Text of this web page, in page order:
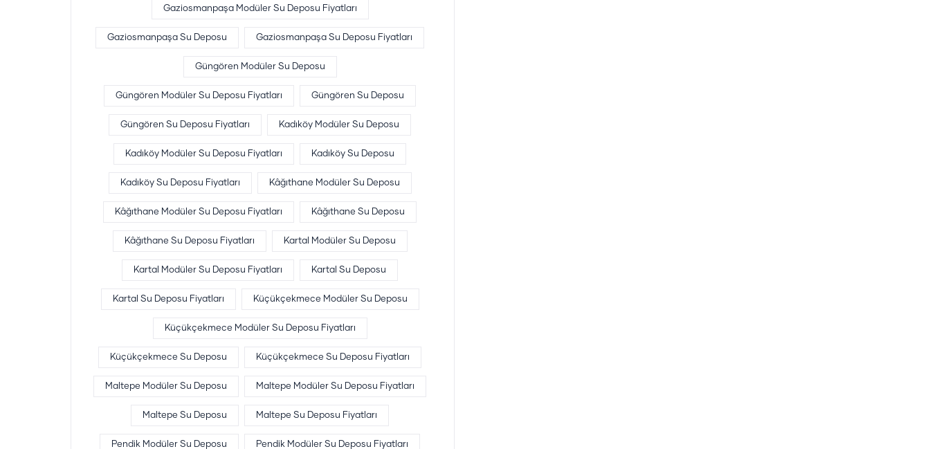
Gaziosmanpaşa Modüler Su Deposu Fiyatları
Gaziosmanpaşa Su Deposu Gaziosmanpaşa Su Deposu Fiyatları
Güngören Modüler Su Deposu
Güngören Modüler Su Deposu Fiyatları Güngören Su Deposu
Güngören Su Deposu Fiyatları Kadıköy Modüler Su Deposu
Kadıköy Modüler Su Deposu Fiyatları Kadıköy Su Deposu
Kadıköy Su Deposu Fiyatları Kâğıthane Modüler Su Deposu
Kâğıthane Modüler Su Deposu Fiyatları Kâğıthane Su Deposu
Kâğıthane Su Deposu Fiyatları Kartal Modüler Su Deposu
Kartal Modüler Su Deposu Fiyatları Kartal Su Deposu
Kartal Su Deposu Fiyatları Küçükçekmece Modüler Su Deposu
Küçükçekmece Modüler Su Deposu Fiyatları
Küçükçekmece Su Deposu Küçükçekmece Su Deposu Fiyatları
Maltepe Modüler Su Deposu Maltepe Modüler Su Deposu Fiyatları
Maltepe Su Deposu Maltepe Su Deposu Fiyatları
Pendik Modüler Su Deposu Pendik Modüler Su Deposu Fiyatları